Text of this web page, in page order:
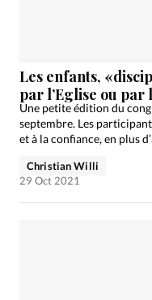
Les enfants,
par l’Eglise ou par
Une petite édition du
septembre. Les
et à la confiance, en plus
Christian Willi
29 Oct 2021